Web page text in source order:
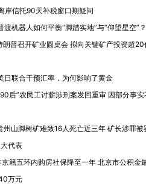
有意思的生活方式·第三对
岸信托90天补税窗口期疑问
渡机器人如何平衡“脚踏实地”与“仰望星空”？
朗普召开矿业圆桌会 拟向关键矿产投资超20
日联合干预汇率，为何影响了黄金
后”农民工讨薪涉刑案发回重审 因部分事实
州山脚树矿难致16人死亡近三年 矿长涉罪被
代表
京籍五环内购房社保降至一年 北京市公积金
万元